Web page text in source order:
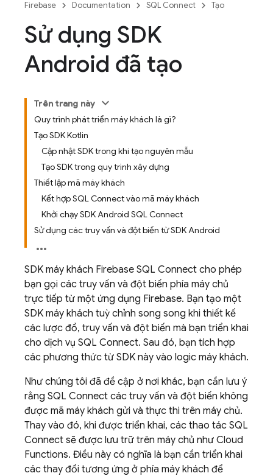
Firebase Documentation SQL Connect Tạo
Sử dụng SDK
Android đã tạo
Trên trang này
Quy trình phát triển máy khách là gì?
Tạo SDK Kotlin
Cập nhật SDK trong khi tạo nguyên mẫu
Tạo SDK trong quy trình xây dựng
Thiết lập mã máy khách
Kết hợp SQL Connect vào mã máy khách
Khởi chạy SDK Android SQL Connect
Sử dụng các truy vấn và đột biến từ SDK Android
SDK máy khách Firebase SQL Connect cho phép
bạn gọi các truy vấn và đột biến phía máy chủ
trực tiếp từ một ứng dụng Firebase. Bạn tạo một
SDK máy khách tuỳ chỉnh song song khi thiết kế
các lược đồ, truy vấn và đột biến mà bạn triển khai
cho dịch vụ SQL Connect. Sau đó, bạn tích hợp
các phương thức từ SDK này vào logic máy khách.
Như chúng tôi đã đề cập ở nơi khác, bạn cần lưu ý
rằng SQL Connect các truy vấn và đột biến không
được mã máy khách gửi và thực thi trên máy chủ.
Thay vào đó, khi được triển khai, các thao tác SQL
Connect sẽ được lưu trữ trên máy chủ như Cloud
Functions. Điều này có nghĩa là bạn cần triển khai
các thay đổi tương ứng ở phía máy khách để